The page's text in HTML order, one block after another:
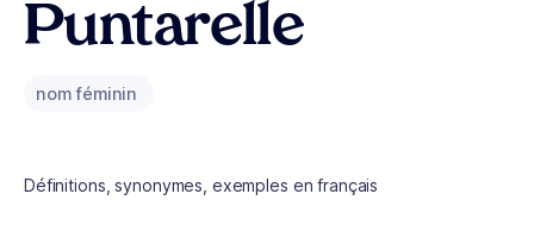
Puntarelle
nom féminin
Définitions, synonymes, exemples en français